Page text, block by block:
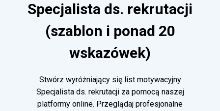
Specjalista ds. rekrutacji
(szablon i ponad 20
wskazówek)
Stwórz wyróżniający się list motywacyjny
Specjalista ds. rekrutacji za pomocą naszej
platformy online. Przeglądaj profesjonalne